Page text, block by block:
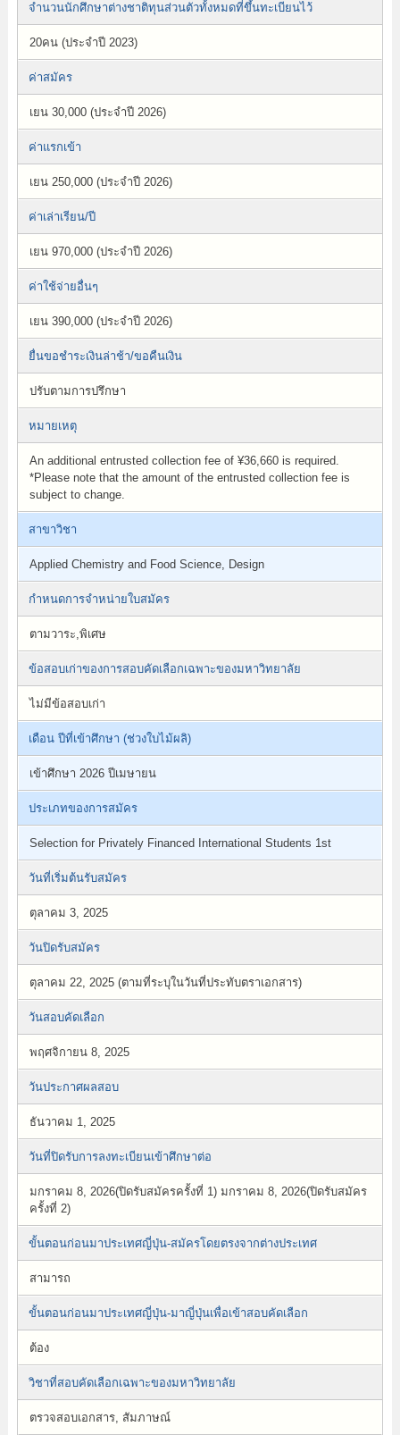
จำนวนนักศึกษาต่างชาติทุนส่วนตัวทั้งหมดที่ขึ้นทะเบียนไว้
20คน (ประจำปี 2023)
ค่าสมัคร
เยน 30,000 (ประจำปี 2026)
ค่าแรกเข้า
เยน 250,000 (ประจำปี 2026)
ค่าเล่าเรียน/ปี
เยน 970,000 (ประจำปี 2026)
ค่าใช้จ่ายอื่นๆ
เยน 390,000 (ประจำปี 2026)
ยื่นขอชำระเงินล่าช้า/ขอคืนเงิน
ปรับตามการปรึกษา
หมายเหตุ
An additional entrusted collection fee of ¥36,660 is required.
*Please note that the amount of the entrusted collection fee is
subject to change.
สาขาวิชา
Applied Chemistry and Food Science, Design
กำหนดการจำหน่ายใบสมัคร
ตามวาระ,พิเศษ
ข้อสอบเก่าของการสอบคัดเลือกเฉพาะของมหาวิทยาลัย
ไม่มีข้อสอบเก่า
เดือน ปีที่เข้าศึกษา (ช่วงใบไม้ผลิ)
เข้าศึกษา 2026 ปีเมษายน
ประเภทของการสมัคร
Selection for Privately Financed International Students 1st
วันที่เริ่มต้นรับสมัคร
ตุลาคม 3, 2025
วันปิดรับสมัคร
ตุลาคม 22, 2025 (ตามที่ระบุในวันที่ประทับตราเอกสาร)
วันสอบคัดเลือก
พฤศจิกายน 8, 2025
วันประกาศผลสอบ
ธันวาคม 1, 2025
วันที่ปิดรับการลงทะเบียนเข้าศึกษาต่อ
มกราคม 8, 2026(ปิดรับสมัครครั้งที่ 1) มกราคม 8, 2026(ปิดรับสมัคร
ครั้งที่ 2)
ขั้นตอนก่อนมาประเทศญี่ปุ่น-สมัครโดยตรงจากต่างประเทศ
สามารถ
ขั้นตอนก่อนมาประเทศญี่ปุ่น-มาญี่ปุ่นเพื่อเข้าสอบคัดเลือก
ต้อง
วิชาที่สอบคัดเลือกเฉพาะของมหาวิทยาลัย
ตรวจสอบเอกสาร, สัมภาษณ์